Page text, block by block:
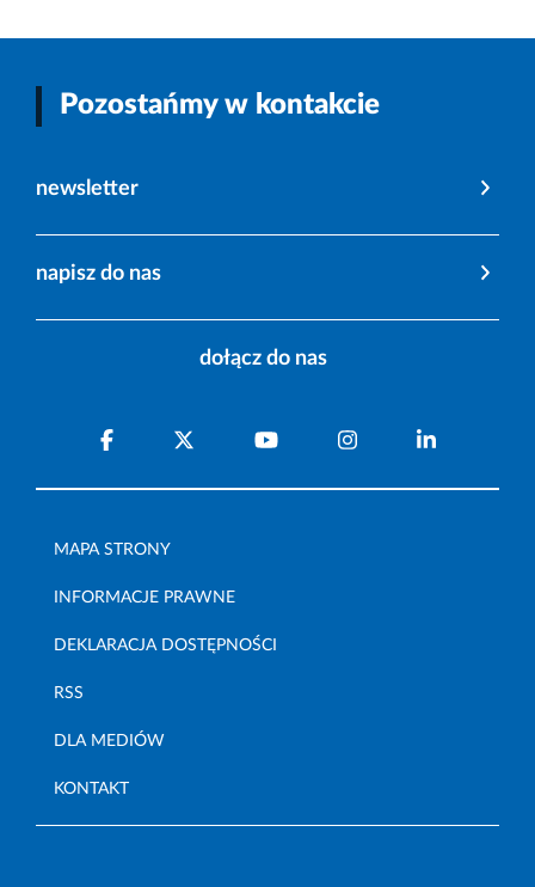
Pozostańmy w kontakcie
newsletter
napisz do nas
dołącz do nas
MAPA STRONY
INFORMACJE PRAWNE
DEKLARACJA DOSTĘPNOŚCI
RSS
DLA MEDIÓW
KONTAKT